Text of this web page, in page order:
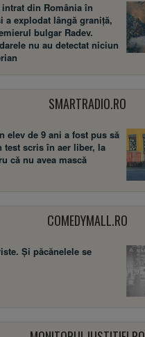
din România în
a explodat lângă graniță,
bulgar Radev.
nu au detectat niciun
SMARTRADIO.RO
elev de 9 ani a fost pus să
test scris în aer liber, la
că nu avea mască
COMEDYMALL.RO
Şi păcănelele se